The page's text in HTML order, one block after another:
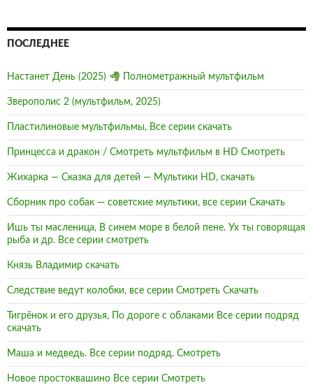
ПОСЛЕДНЕЕ
Настанет День (2025) Полнометражный мультфильм
Зверополис 2 (мультфильм, 2025)
Пластилиновые мультфильмы, Все серии скачать
Принцесса и дракон / Смотреть мультфильм в HD Смотреть
Жихарка — Сказка для детей — Мультики HD, скачать
Сборник про собак — советские мультики, все серии Скачать
Ишь ты масленица, В синем море в белой пене. Ух ты говорящая
рыба и др. Все серии смотреть
Князь Владимир скачать
Следствие ведут колобки, все серии Смотреть Скачать
Тигрёнок и его друзья, По дороге с облаками Все серии подряд
скачать
Маша и медведь. Все серии подряд. Смотреть
Новое простоквашино Все серии Смотреть